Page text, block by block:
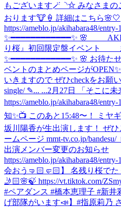
もございます🪄◝✩ みなさまの
おります🐮🍦 詳細はこちら🌸🤍
https://ameblo.jp/akihabara48/
✨━━━━━━━━━━━━✨ 🌸
り桜』初回限定盤イベント
✨━━━━━━━━━━━━✨ 🌸 お待た
ベントのまとめページが
いきますので ぜひcheckをお願
single/ ✎... ...2月27日 「そこに
https://ameblo.jp/akihabara48/
知✨📺 このあと15:48〜！ ミヤ
坂川陽香が生出演します！ ぜ
ームページ mmt-tv.co.jp/bandesu/
出演メンバー変更のお知らせ
https://ameblo.jp/akihabara48/
会おう🤜🏻🤛🏻】 名残り桜で
🤳🏻🌸🍃 https://vt.tiktok.com/
#ペアダンス #橋本恵理子 #新井
げ部隊がいます📣】#指原莉乃